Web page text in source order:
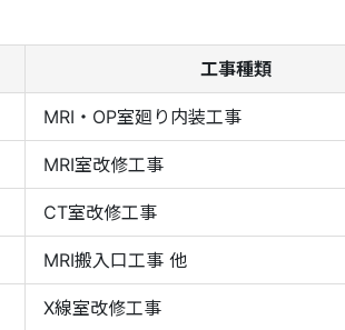
工事種類
MRI・OP室廻り内装工事
MRI室改修工事
CT室改修工事
MRI搬入口工事 他
X線室改修工事